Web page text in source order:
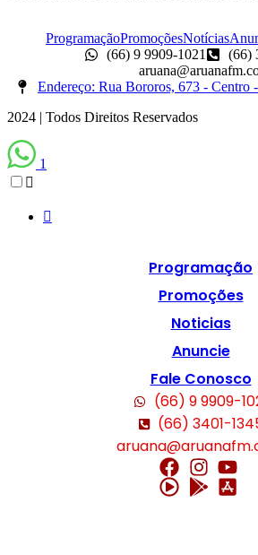
ProgramaçãoPromoçõesNotícias
(66) 9 9909-1021
(66)
Endereço: Rua Bororos, 673 - Centro
2024 | Todos Direitos Reservados
1
Programação
Promoções
Noticias
Anuncie
Fale Conosco
(66) 9 9909-
(66) 3401-